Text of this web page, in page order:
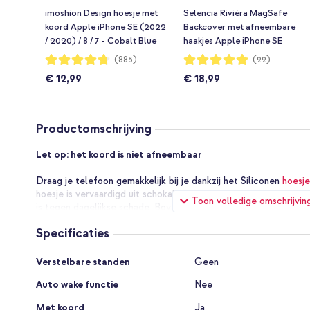
imoshion Design hoesje met
koord Apple iPhone SE (2022
/ 2020) / 8 / 7 - Cobalt Blue
Flowers Connect
Waardering:
94%
(885)
€ 12,99
Selencia Rivièra MagSafe
Backcover met afneembare
haakjes Apple iPhone SE
(2022 / 2020) / 8 / 7 / 6(s) -
Sorbet Pink
Waardering:
99%
(22)
€ 18,99
Productomschrijving
Toon volledige
Let op: het koord is niet afneembaar
Draag je telefoon gemakkelijk bij je dankzij het Siliconen
hoesje is vervaardigd uit schokabsorberend, siliconen
is tegen dagelijkse schade. Bovendien beschikt de hoes over
bijvoorbeeld een festival of een dagje weg.
Sterk verstelbaar koord
materiaal. Dit zorgt ervoor dat het koord comfortabel
Specificaties
Specificaties
Verstelbare standen
Geen
Auto wake functie
Nee